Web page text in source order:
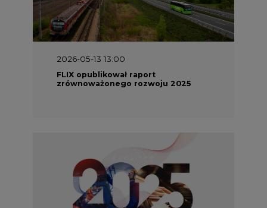
2026-05-13 13:00
FLIX opublikował raport
zrównoważonego rozwoju 2025